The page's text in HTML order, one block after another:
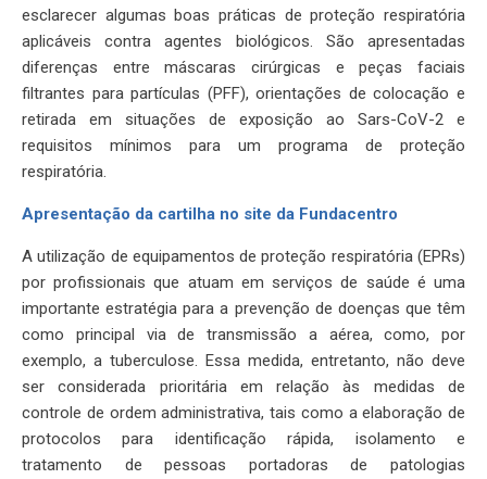
esclarecer algumas boas práticas de proteção respiratória
aplicáveis contra agentes biológicos. São apresentadas
diferenças entre máscaras cirúrgicas e peças faciais
filtrantes para partículas (PFF), orientações de colocação e
retirada em situações de exposição ao Sars-CoV-2 e
requisitos mínimos para um programa de proteção
respiratória.
Apresentação da cartilha no site da Fundacentro
A utilização de equipamentos de proteção respiratória (EPRs)
por profissionais que atuam em serviços de saúde é uma
importante estratégia para a prevenção de doenças que têm
como principal via de transmissão a aérea, como, por
exemplo, a tuberculose. Essa medida, entretanto, não deve
ser considerada prioritária em relação às medidas de
controle de ordem administrativa, tais como a elaboração de
protocolos para identificação rápida, isolamento e
tratamento de pessoas portadoras de patologias